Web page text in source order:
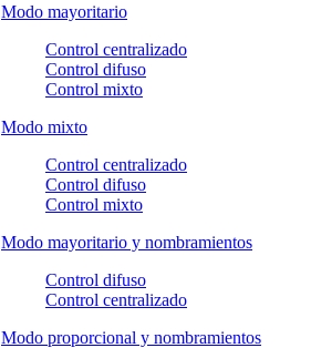
Modo mayoritario
Control centralizado
Control difuso
Control mixto
Modo mixto
Control centralizado
Control difuso
Control mixto
Modo mayoritario y nombramientos
Control difuso
Control centralizado
Modo proporcional y nombramientos